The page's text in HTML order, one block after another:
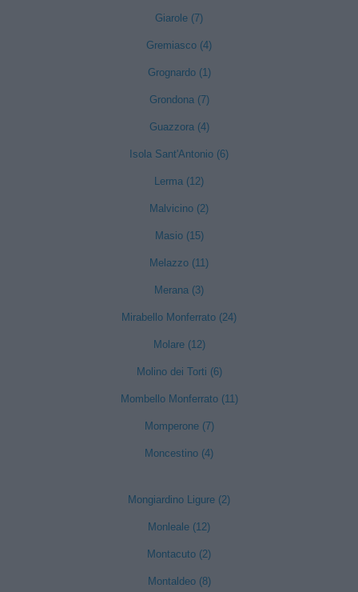
Giarole (7)
Gremiasco (4)
Grognardo (1)
Grondona (7)
Guazzora (4)
Isola Sant'Antonio (6)
Lerma (12)
Malvicino (2)
Masio (15)
Melazzo (11)
Merana (3)
Mirabello Monferrato (24)
Molare (12)
Molino dei Torti (6)
Mombello Monferrato (11)
Momperone (7)
Moncestino (4)
Mongiardino Ligure (2)
Monleale (12)
Montacuto (2)
Montaldeo (8)